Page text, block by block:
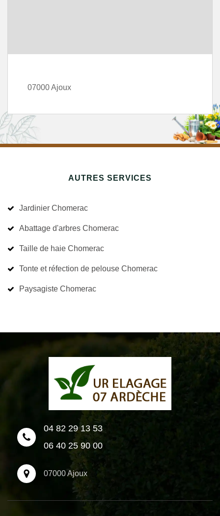
07000 Ajoux
AUTRES SERVICES
Jardinier Chomerac
Abattage d'arbres Chomerac
Taille de haie Chomerac
Tonte et réfection de pelouse Chomerac
Paysagiste Chomerac
04 82 29 13 53
06 40 25 90 00
07000 Ajoux